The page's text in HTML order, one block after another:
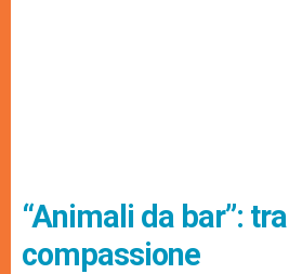
“Animali da bar”:
compassione